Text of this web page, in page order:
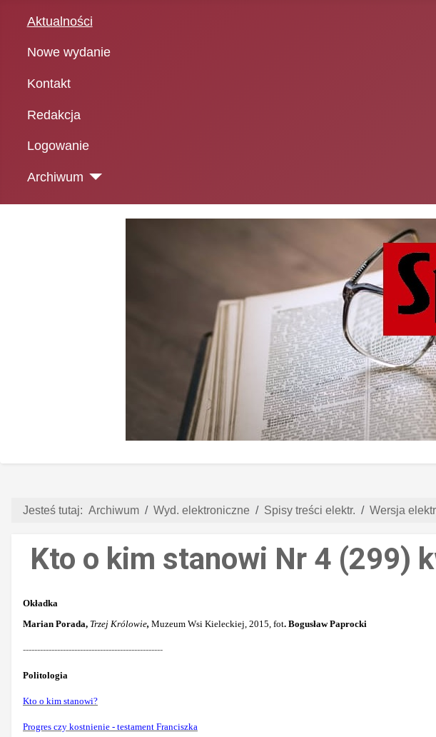
Aktualności
Nowe wydanie
Kontakt
Redakcja
Logowanie
Archiwum
Jesteś tutaj: Archiwum Wyd. elektroniczne Spisy treści elektr. Wersja
Kto o kim stanowi Nr 4 (299)
Okładka
Marian Porada, Trzej Królowie, Muzeum Wsi Kieleckiej, 2015, fot. Bogusław Paprocki
-------------------------------------------------
Politologia
Kto o kim stanowi?
Progres czy kostnienie - testament Franciszka